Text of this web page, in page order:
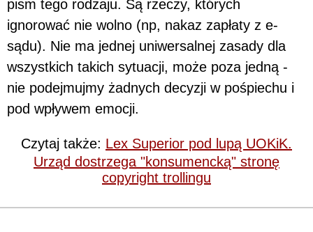
pism tego rodzaju. Są rzeczy, których
ignorować nie wolno (np, nakaz zapłaty z e-
sądu). Nie ma jednej uniwersalnej zasady dla
wszystkich takich sytuacji, może poza jedną -
nie podejmujmy żadnych decyzji w pośpiechu i
pod wpływem emocji.
Czytaj także: Lex Superior pod lupą UOKiK.
Urząd dostrzega "konsumencką" stronę
copyright trollingu